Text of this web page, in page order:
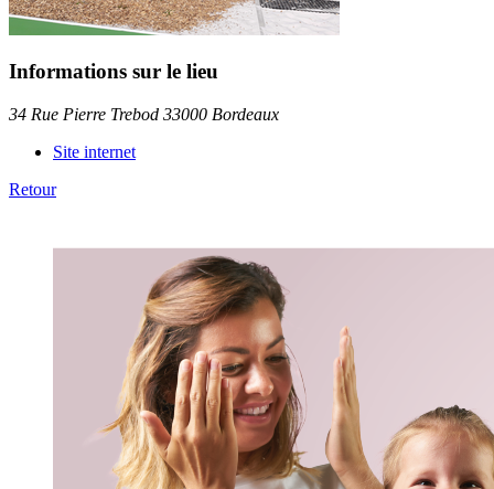
Informations sur le lieu
34 Rue Pierre Trebod 33000 Bordeaux
Site internet
Retour